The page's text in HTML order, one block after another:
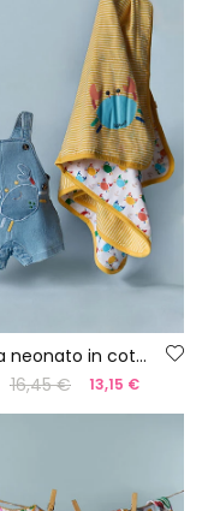
Coperta neonato in cotone stampato
16,45 € 13,15 €